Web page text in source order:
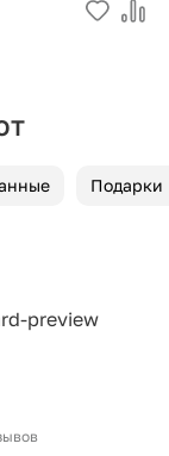
Подарки